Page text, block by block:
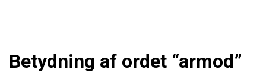
Betydning af ordet “armod”